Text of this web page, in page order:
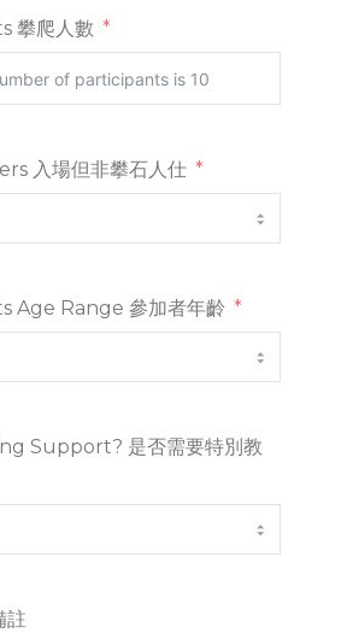
攀爬人數
入場但非攀石人仕
Age Range 參加者年齡
Support? 是否需要特別教
註